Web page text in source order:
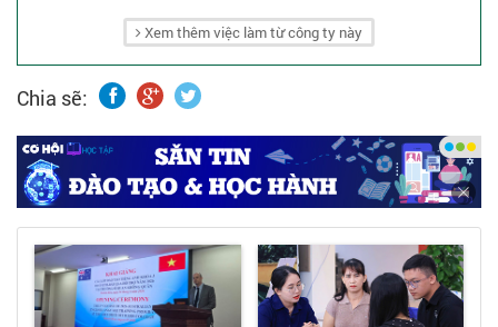
nghiệp Đồng Sóc, Vĩnh Tường đang trong giai
đoạn hoàn thiện và chuẩn bị đi vào vận hành.
Chúng tôi đang tìm kiếm những nhân sự nhiệt
huyết, chuyên môn tốt để cùng xây dựng đội
ngũ nòng cốt, phát triển hệ thống sản xuất kinh
doanh và đồng hành lâu dài với sự phát triển
của VinaSteel.
Xem thêm việc làm từ công ty này
Chia sẽ: